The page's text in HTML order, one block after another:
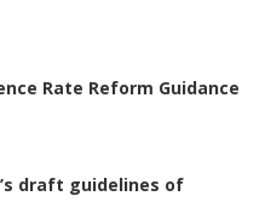
Rate Reform Guidance
draft guidelines of